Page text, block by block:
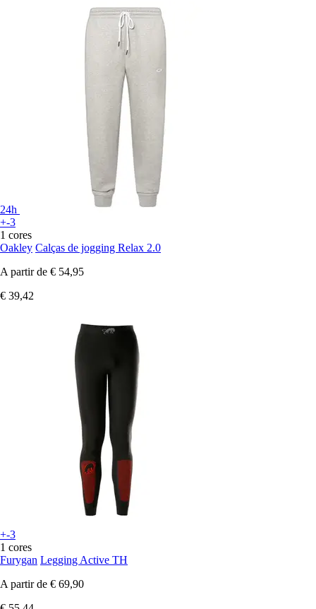
24h
+-3
1 cores
Oakley Calças de jogging Relax 2.0
A partir de € 54,95
€ 39,42
+-3
1 cores
Furygan Legging Active TH
A partir de € 69,90